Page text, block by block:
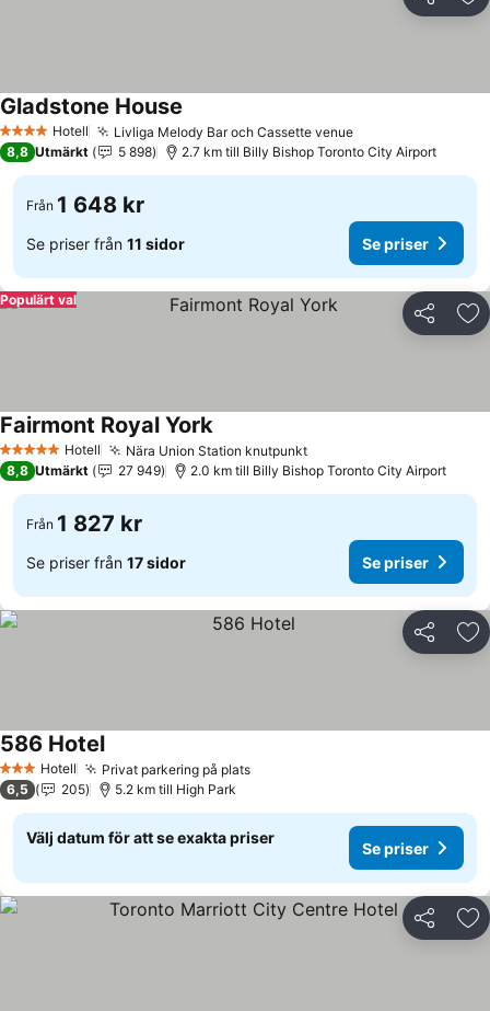
Dela
4 StjärnorHotell Livliga Melody Bar och Cassette venue
Gladstone House
8,8 Utmärkt 5 898 2.7 km till Billy Bishop Toronto City Airport
Från 1 648 kr
Se priser från 11 sidor Se priser
Dela
Populärt val
5 Stjärnor Hotell Nära Union Station knutpunkt
Fairmont Royal York
8,8 Utmärkt 27 949 2.0 km till Billy Bishop Toronto City Airport
Från 1 827 kr
Se priser från 17 sidor Se priser
Dela
3 StjärnorHotell Privat parkering på plats
586 Hotel
6,5 205 5.2 km till High Park
Välj datum för att se exakta priser
Se priser
Dela